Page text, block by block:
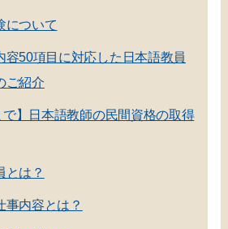
について
容50項目に対応した日本語教員
ご紹介
で】日本語教師の民間資格の取得
とは？
事内容とは？